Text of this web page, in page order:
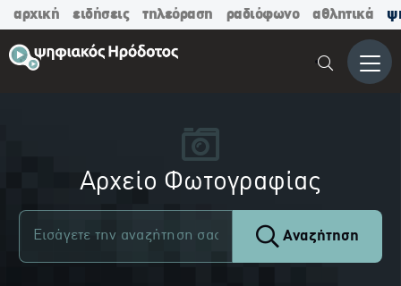
αρχική ειδήσεις τηλεόραση ραδιόφωνο αθλητικά
Μενού
Αρχείο Φωτογραφίας
Αναζήτηση